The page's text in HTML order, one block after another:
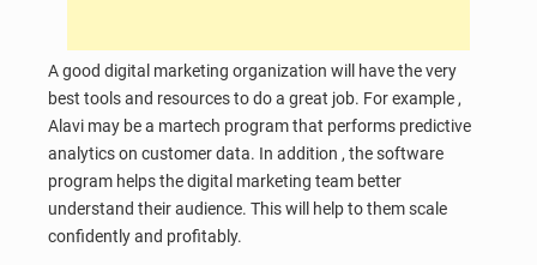
A good digital marketing organization will have the very
best tools and resources to do a great job. For example ,
Alavi may be a martech program that performs predictive
analytics on customer data. In addition , the software
program helps the digital marketing team better
understand their audience. This will help to them scale
confidently and profitably.